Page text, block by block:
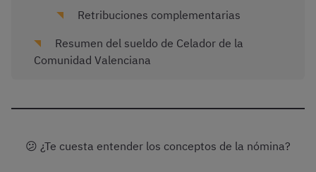
Retribuciones complementarias
Resumen del sueldo de Celador de la
Comunidad Valenciana
😕 ¿Te cuesta entender los conceptos de la nómina?